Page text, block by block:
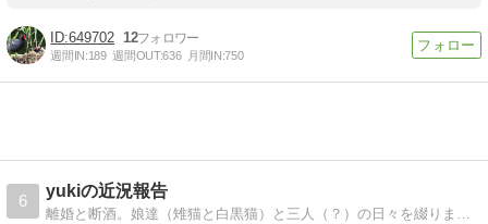
649702 12
週間IN:189 週間OUT:636 月間IN:750
6
yukiの近況報告
離婚と断酒。娘達（雉猫と白黒猫）と三人（？）の日々を綴ります。ロックと読書好き。でも酒と煙草をやらないストレート・エッジです。